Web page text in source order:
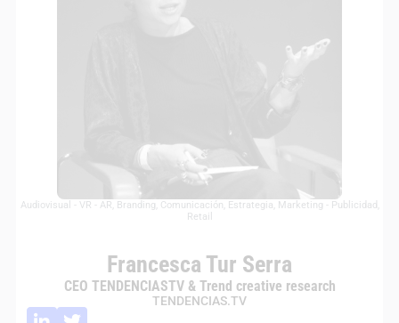
Audiovisual - VR - AR Branding Comunicación Estrategia Marketing - Publicidad
Retail
Francesca Tur Serra
CEO TENDENCIASTV & Trend creative research
TENDENCIAS.TV